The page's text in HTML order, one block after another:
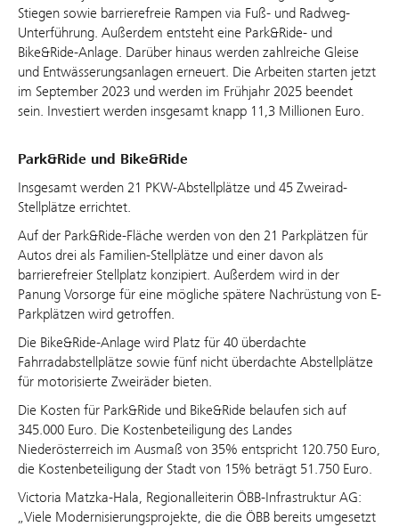
Stiegen sowie barrierefreie Rampen via Fuß- und Radweg-
Unterführung. Außerdem entsteht eine Park&Ride- und
Bike&Ride-Anlage. Darüber hinaus werden zahlreiche Gleise
und Entwässerungsanlagen erneuert. Die Arbeiten starten jetzt
im September 2023 und werden im Frühjahr 2025 beendet
sein. Investiert werden insgesamt knapp 11,3 Millionen Euro.
Park&Ride und Bike&Ride
Insgesamt werden 21 PKW-Abstellplätze und 45 Zweirad-
Stellplätze errichtet.
Auf der Park&Ride-Fläche werden von den 21 Parkplätzen für
Autos drei als Familien-Stellplätze und einer davon als
barrierefreier Stellplatz konzipiert. Außerdem wird in der
Panung Vorsorge für eine mögliche spätere Nachrüstung von E-
Parkplätzen wird getroffen.
Die Bike&Ride-Anlage wird Platz für 40 überdachte
Fahrradabstellplätze sowie fünf nicht überdachte Abstellplätze
für motorisierte Zweiräder bieten.
Die Kosten für Park&Ride und Bike&Ride belaufen sich auf
345.000 Euro. Die Kostenbeteiligung des Landes
Niederösterreich im Ausmaß von 35% entspricht 120.750 Euro,
die Kostenbeteiligung der Stadt von 15% beträgt 51.750 Euro.
Victoria Matzka-Hala, Regionalleiterin ÖBB-Infrastruktur AG:
„Viele Modernisierungsprojekte, die die ÖBB bereits umgesetzt